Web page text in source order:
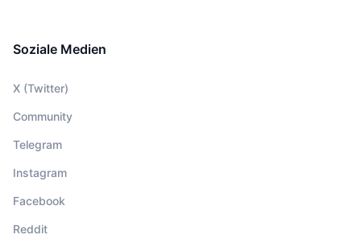
Soziale Medien
X (Twitter)
Community
Telegram
Instagram
Facebook
Reddit